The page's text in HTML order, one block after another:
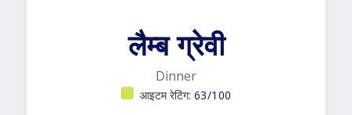
लैम्ब ग्रेवी
Dinner
आइटम रेटिंग: 63/100